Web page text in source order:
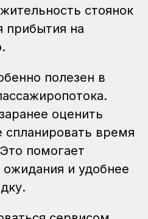
стоянок
прибытия на
полезен в
оценить
спланировать время
помогает
и удобнее